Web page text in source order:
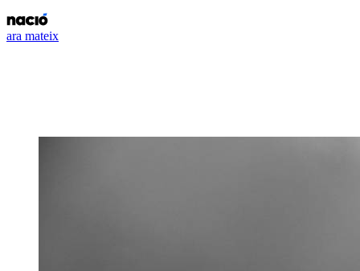
ara mateix